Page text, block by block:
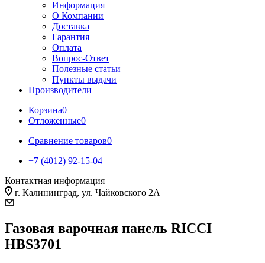
Информация
О Компании
Доставка
Гарантия
Оплата
Вопрос-Ответ
Полезные статьи
Пункты выдачи
Производители
Корзина0
Отложенные0
Сравнение товаров0
+7 (4012) 92-15-04
Контактная информация
г. Калининград, ул. Чайковского 2А
Газовая варочная панель RICCI
HBS3701